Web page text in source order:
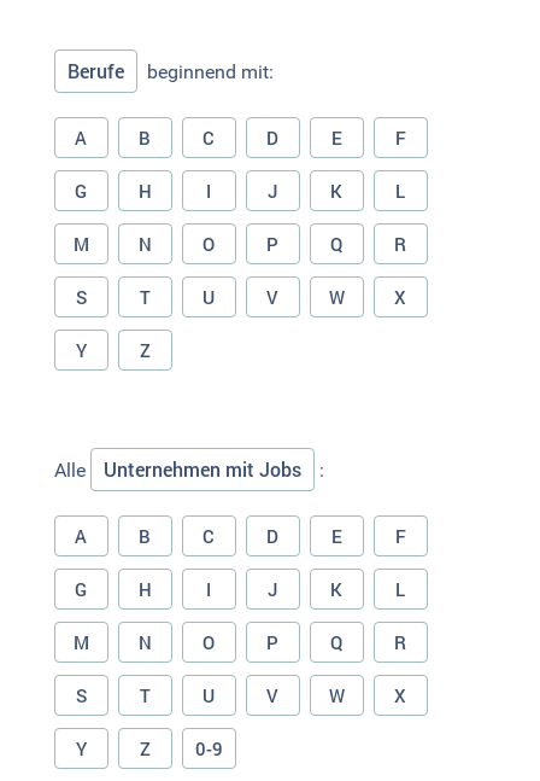
Berufe beginnend mit:
A B C D E F
G H I J K L
M N O P Q R
S T U V W X
Y Z
Alle Unternehmen mit Jobs :
A B C D E F
G H I J K L
M N O P Q R
S T U V W X
Y Z 0-9